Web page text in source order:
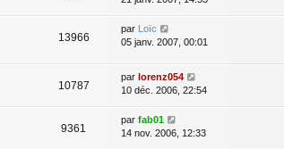
13966
par
Loïc
05 janv. 2007, 00:01
10787
par lorenz054
10 déc. 2006, 22:54
9361
par fab01
14 nov. 2006, 12:33